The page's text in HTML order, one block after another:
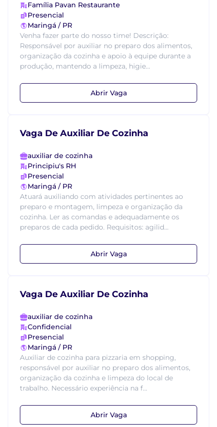
Família Pavan Restaurante
Presencial
Maringá / PR
Venha fazer parte do nosso time! Descrição:
Responsável por auxiliar no preparo dos alimentos,
organização da cozinha e apoio à equipe durante a
produção, mantendo a limpeza, higie...
Abrir Vaga
Vaga De Auxiliar De Cozinha
auxiliar de cozinha
Principiu's RH
Presencial
Maringá / PR
Atuará auxiliando com atividades pertinentes ao
preparo e montagem, limpeza e organização da
cozinha. Ler as comandas e adequadamente os
preparos de cada pedido. Requisitos: agilid...
Abrir Vaga
Vaga De Auxiliar De Cozinha
auxiliar de cozinha
Confidencial
Presencial
Maringá / PR
Auxiliar de cozinha para pizzaria em shopping,
responsável por auxiliar no preparo dos alimentos,
organização da cozinha e limpeza do local de
trabalho. Necessário experiência na f...
Abrir Vaga